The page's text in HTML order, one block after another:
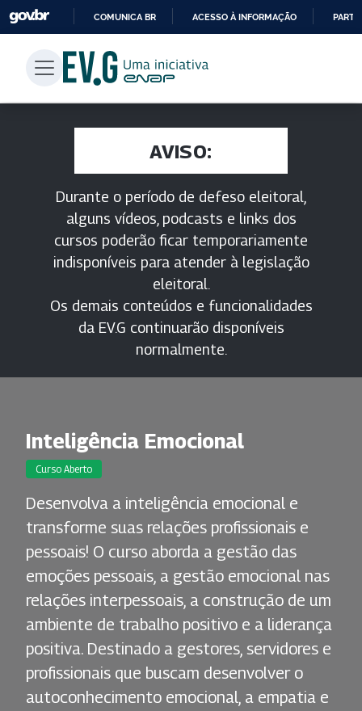
PARA
CONTEÚDO
COMUNICA BR ACESSO À INFORMAÇÃO
AVISO:
Durante o período de defeso eleitoral,
alguns vídeos, podcasts e links dos
cursos poderão ficar temporariamente
indisponíveis para atender à legislação
eleitoral.
Os demais conteúdos e funcionalidades
da EV.G continuarão disponíveis
normalmente.
Inteligência Emocional
Curso Aberto
Desenvolva a inteligência emocional e
transforme suas relações profissionais e
pessoais! O curso aborda a gestão das
emoções pessoais, a gestão emocional nas
relações interpessoais, a construção de um
ambiente de trabalho positivo e a liderança
positiva. Destinado a gestores, servidores e
profissionais que buscam desenvolver o
autoconhecimento emocional, a empatia e